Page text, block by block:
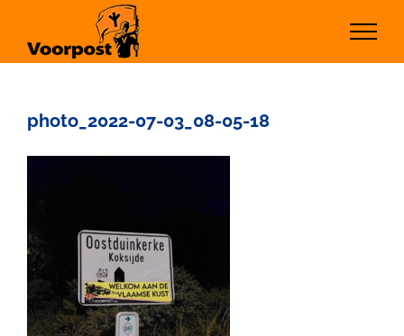
inhoud
photo_2022-07-03_08-05-18